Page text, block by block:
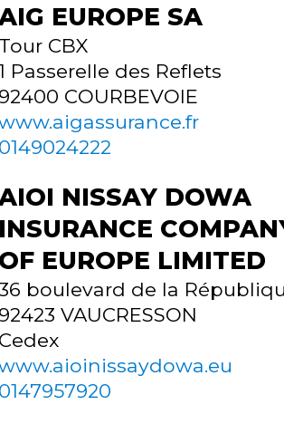
EUROPE SA
Tour CBX
Passerelle des Reflets
92400 COURBEVOIE
0149024222
NISSAY DOWA
INSURANCE
OF EUROPE LIMITED
boulevard de la
92423 VAUCRESSON
Cedex
0147957920